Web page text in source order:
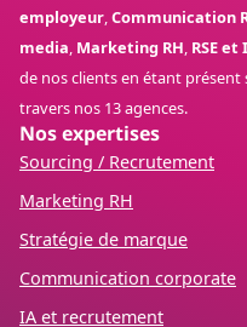
employeur,Communication
media, Marketing RH, RSE et
de nos clients en étant présent
travers nos 13 agences.
Nos expertises
Sourcing / Recrutement
Marketing RH
Stratégie de marque
Communication corporate
IA et recrutement